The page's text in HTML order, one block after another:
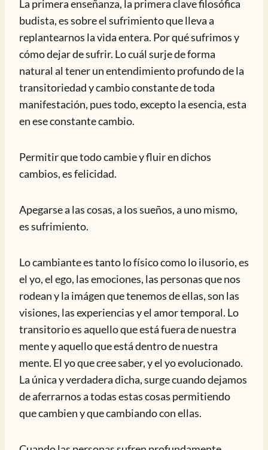
La primera enseñanza, la primera clave filosófica
budista, es sobre el sufrimiento que lleva a
replantearnos la vida entera. Por qué sufrimos y
cómo dejar de sufrir. Lo cuál surje de forma
natural al tener un entendimiento profundo de la
transitoriedad y cambio constante de toda
manifestación, pues todo, excepto la esencia, esta
en ese constante cambio.
Permitir que todo cambie y fluir en dichos
cambios, es felicidad.
Apegarse a las cosas, a los sueños, a uno mismo,
es sufrimiento.
Lo cambiante es tanto lo físico como lo ilusorio, es
el yo, el ego, las emociones, las personas que nos
rodean y la imágen que tenemos de ellas, son las
visiones, las experiencias y el amor temporal. Lo
transitorio es aquello que está fuera de nuestra
mente y aquello que está dentro de nuestra
mente. El yo que cree saber, y el yo evolucionado.
La única y verdadera dicha, surge cuando dejamos
de aferrarnos a todas estas cosas permitiendo
que cambien y que cambiando con ellas.